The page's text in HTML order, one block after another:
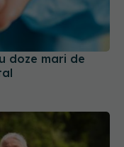
doze mari de